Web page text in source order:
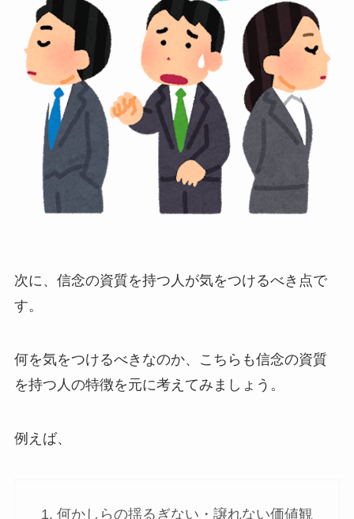
次に、信念の資質を持つ人が気をつけるべき点で
す。
何を気をつけるべきなのか、こちらも信念の資質
を持つ人の特徴を元に考えてみましょう。
例えば、
何かしらの揺るぎない・譲れない価値観